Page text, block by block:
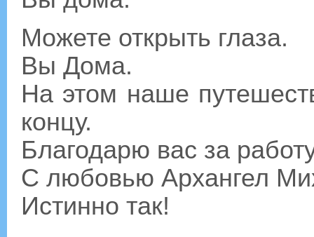
Можете открыть глаза.
Вы Дома.
На этом наше
концу.
Благодарю вас за
С любовью Архангел
Истинно так!